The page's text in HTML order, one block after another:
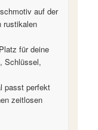
auf der
rustikalen
für deine
Schlüssel,
passt perfekt
zeitlosen